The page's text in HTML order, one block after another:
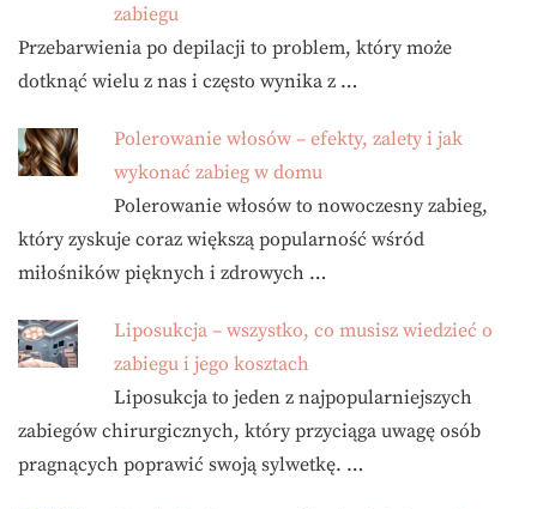
zabiegu
Przebarwienia po depilacji to problem, który może
dotknąć wielu z nas i często wynika z …
Polerowanie włosów – efekty, zalety i jak
wykonać zabieg w domu
Polerowanie włosów to nowoczesny zabieg,
który zyskuje coraz większą popularność wśród
miłośników pięknych i zdrowych …
Liposukcja – wszystko, co musisz wiedzieć o
zabiegu i jego kosztach
Liposukcja to jeden z najpopularniejszych
zabiegów chirurgicznych, który przyciąga uwagę osób
pragnących poprawić swoją sylwetkę. …